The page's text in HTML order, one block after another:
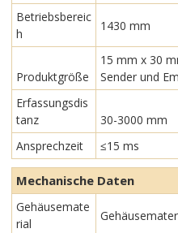
Betriebsbereic
h
1430 mm
Produktgröße
15 mm x 30
Sender und
Erfassungsdis
tanz
30-3000 mm
Ansprechzeit
≤15 ms
Mechanische Daten
Gehäusemate
rial